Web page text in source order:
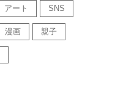
アート SNS
漫画 親子